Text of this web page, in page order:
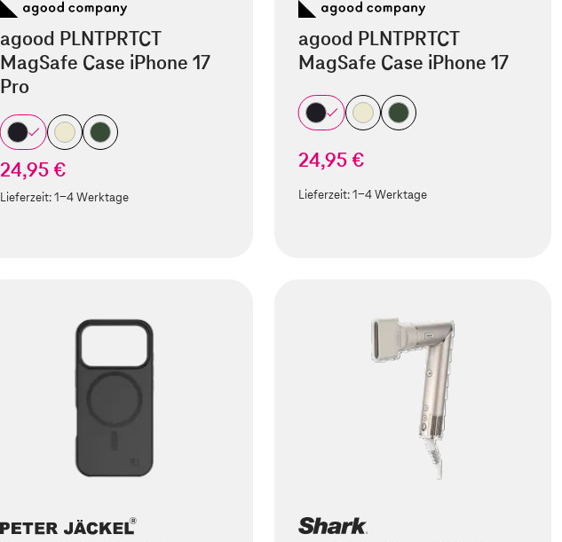
agood PLNTPRTCT
MagSafe Case iPhone 17
Pro
24,95 €
Lieferzeit:1-4 Werktage
agood PLNTPRTCT
MagSafe Case iPhone 17
24,95 €
Lieferzeit:1-4 Werktage